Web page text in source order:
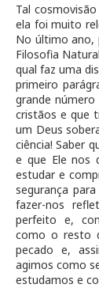
Tal
ela foi muito
No último ano,
Filosofia
qual faz uma
primeiro
grande
cristãos e que
um Deus
ciência! Saber
e que Ele nos
estudar e
segurança
fazer-nos
perfeito e,
como o resto
pecado e,
agimos como
estudamos e